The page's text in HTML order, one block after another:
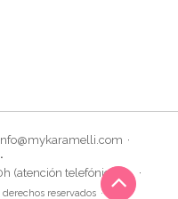
(atención telefónica)
derechos reservados